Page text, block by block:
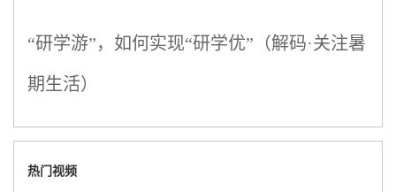
“研学游”，如何实现“研学优”（解码·关注暑
期生活）
热门视频